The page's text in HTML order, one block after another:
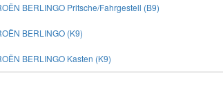
BERLINGO Pritsche/Fahrgestell (B9)
BERLINGO (K9)
BERLINGO Kasten (K9)